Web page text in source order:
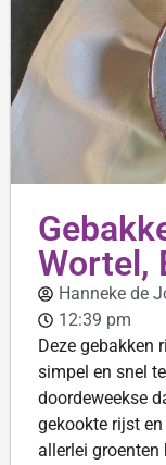
Wortel,
Hanneke de
12:39 pm
Deze gebakken
simpel en snel
doordeweekse
gekookte rijst
allerlei groenten